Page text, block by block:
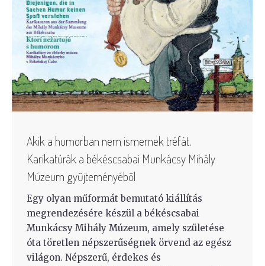
Akik a humorban nem ismernek tréfát.
Karikatúrák a békéscsabai Munkácsy Mihály
Múzeum gyűjteményéből
Egy olyan műformát bemutató kiállítás
megrendezésére készül a békéscsabai
Munkácsy Mihály Múzeum, amely születése
óta töretlen népszerűségnek örvend az egész
világon. Népszerű, érdekes és